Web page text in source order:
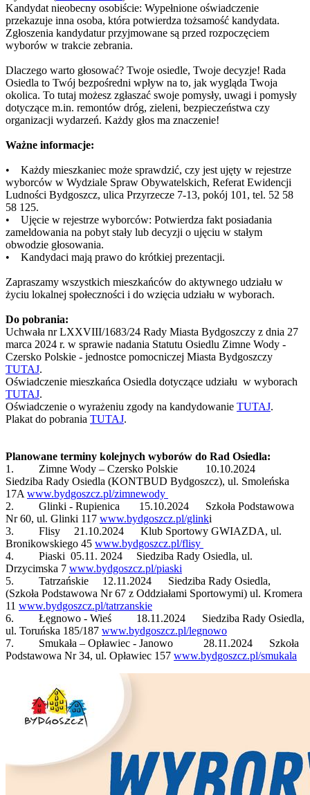
Kandydat nieobecny osobiście: Wypełnione oświadczenie
przekazuje inna osoba, która potwierdza tożsamość kandydata.
Zgłoszenia kandydatur przyjmowane są przed rozpoczęciem
wyborów w trakcie zebrania.
Dlaczego warto głosować? Twoje osiedle, Twoje decyzje! Rada
Osiedla to Twój bezpośredni wpływ na to, jak wygląda Twoja
okolica. To tutaj możesz zgłaszać swoje pomysły, uwagi i pomysły
dotyczące m.in. remontów dróg, zieleni, bezpieczeństwa czy
organizacji wydarzeń. Każdy głos ma znaczenie!
Ważne informacje:
• Każdy mieszkaniec może sprawdzić, czy jest ujęty w rejestrze
wyborców w Wydziale Spraw Obywatelskich, Referat Ewidencji
Ludności Bydgoszcz, ulica Przyrzecze 7-13, pokój 101, tel. 52 58
58 125.
• Ujęcie w rejestrze wyborców: Potwierdza fakt posiadania
zameldowania na pobyt stały lub decyzji o ujęciu w stałym
obwodzie głosowania.
• Kandydaci mają prawo do krótkiej prezentacji.
Zapraszamy wszystkich mieszkańców do aktywnego udziału w
życiu lokalnej społeczności i do wzięcia udziału w wyborach.
Do pobrania:
Uchwała nr LXXVIII/1683/24 Rady Miasta Bydgoszczy z dnia 27
marca 2024 r. w sprawie nadania Statutu Osiedlu Zimne Wody -
Czersko Polskie - jednostce pomocniczej Miasta Bydgoszczy
TUTAJ.
Oświadczenie mieszkańca Osiedla dotyczące udziału w wyborach
TUTAJ.
Oświadczenie o wyrażeniu zgody na kandydowanie TUTAJ.
Plakat do pobrania TUTAJ.
Planowane terminy kolejnych wyborów do Rad Osiedla:
1. Zimne Wody – Czersko Polskie 10.10.2024
Siedziba Rady Osiedla (KONTBUD Bydgoszcz), ul. Smoleńska
17A www.bydgoszcz.pl/zimnewody
2. Glinki - Rupienica 15.10.2024 Szkoła Podstawowa
Nr 60, ul. Glinki 117 www.bydgoszcz.pl/glinki
3. Flisy 21.10.2024 Klub Sportowy GWIAZDA, ul.
Bronikowskiego 45 www.bydgoszcz.pl/flisy
4. Piaski 05.11. 2024 Siedziba Rady Osiedla, ul.
Drzycimska 7 www.bydgoszcz.pl/piaski
5. Tatrzańskie 12.11.2024 Siedziba Rady Osiedla,
(Szkoła Podstawowa Nr 67 z Oddziałami Sportowymi) ul. Kromera
11 www.bydgoszcz.pl/tatrzanskie
6. Łęgnowo - Wieś 18.11.2024 Siedziba Rady Osiedla,
ul. Toruńska 185/187 www.bydgoszcz.pl/legnowo
7. Smukała – Opławiec - Janowo 28.11.2024 Szkoła
Podstawowa Nr 34, ul. Opławiec 157 www.bydgoszcz.pl/smukala